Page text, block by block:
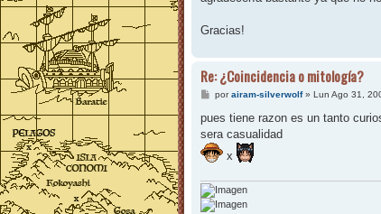
Gracias!
Re: ¿Coincidencia o mitología?
M
n
a
j
e
porairam-silverwolf» Lun Ago 31,
pues tiene razon es un tanto
sera casualidad
x